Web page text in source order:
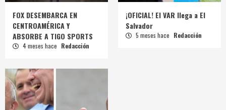
FOX DESEMBARCA EN
CENTROAMÉRICA Y
ABSORBE A TIGO SPORTS
4 meses hace Redacción
¡OFICIAL! El VAR llega a El
Salvador
5 meses hace Redacción